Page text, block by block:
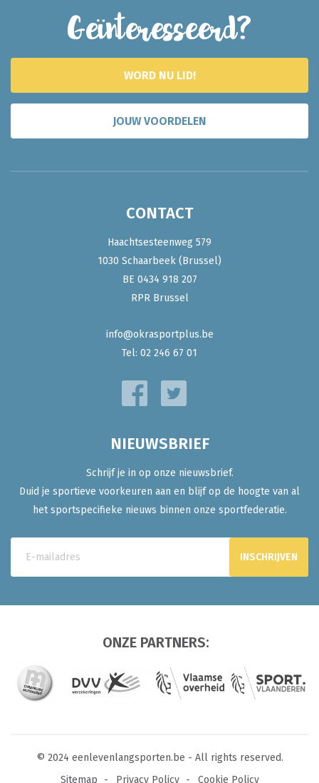
Geïnteresseerd?
WORD NU LID!
JOUW VOORDELEN
CONTACT
Haachtsesteenweg 579
1030 Schaarbeek (Brussel)
BE 0434 918 207
RPR Brussel
info@okrasportplus.be
Tel: 02 246 67 01
NIEUWSBRIEF
Schrijf je in op onze nieuwsbrief.
Duid je sportieve voorkeuren aan en blijf op de hoogte van al
het sportspecifieke nieuws binnen onze sportfederatie.
ONZE PARTNERS:
© 2024 eenlevenlangsporten.be - All rights reserved.
Sitemap
Privacy Policy Cookie Policy